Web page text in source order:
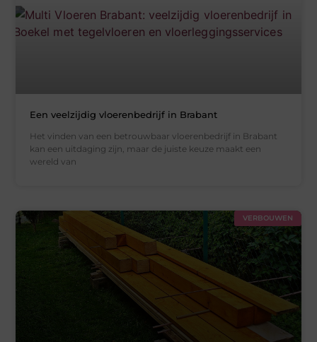
Een veelzijdig vloerenbedrijf in Brabant
Het vinden van een betrouwbaar vloerenbedrijf in Brabant
kan een uitdaging zijn, maar de juiste keuze maakt een
wereld van
VERBOUWEN